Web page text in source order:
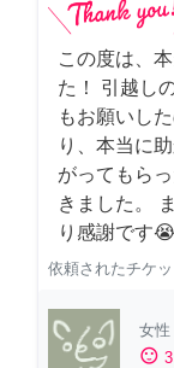
この度は、
た！ 引越し
もお願いし
り、本当に
がってもら
きました。
り感謝です
依頼されたチケッ
女性
sentiment_satisfied 3